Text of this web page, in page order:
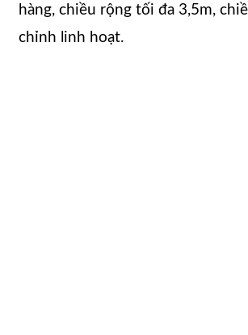
hàng, chiều rộng tối đa 3,5m,
chỉnh linh hoạt.